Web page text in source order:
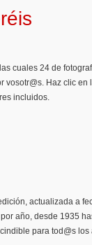
cuales 24 de
vosotr@s. Haz clic
incluidos.
actualizada a
año, desde 1935
para tod@s